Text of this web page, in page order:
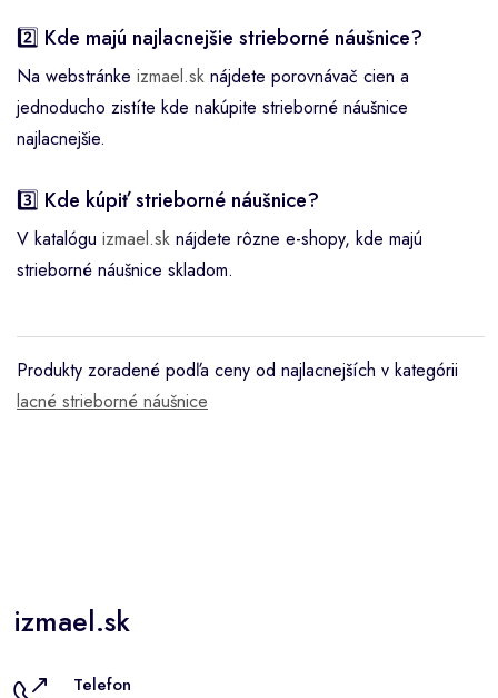
2️⃣ Kde majú najlacnejšie strieborné náušnice?
Na webstránke izmael.sk nájdete porovnávač cien a
jednoducho zistíte kde nakúpite strieborné náušnice
najlacnejšie.
3️⃣ Kde kúpiť strieborné náušnice?
V katalógu izmael.sk nájdete rôzne e-shopy, kde majú
strieborné náušnice skladom.
Produkty zoradené podľa ceny od najlacnejších v kategórii
lacné strieborné náušnice
izmael.sk
Telefon